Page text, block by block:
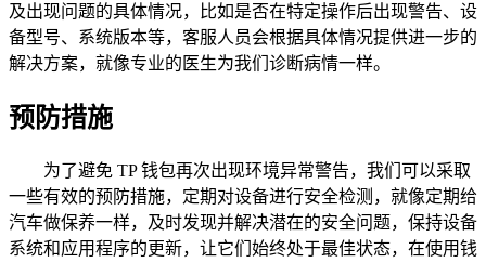
及出现问题的具体情况，比如是否在特定操作后出现警告、设
备型号、系统版本等，客服人员会根据具体情况提供进一步的
解决方案，就像专业的医生为我们诊断病情一样。
预防措施
为了避免 TP 钱包再次出现环境异常警告，我们可以采取
一些有效的预防措施，定期对设备进行安全检测，就像定期给
汽车做保养一样，及时发现并解决潜在的安全问题，保持设备
系统和应用程序的更新，让它们始终处于最佳状态，在使用钱